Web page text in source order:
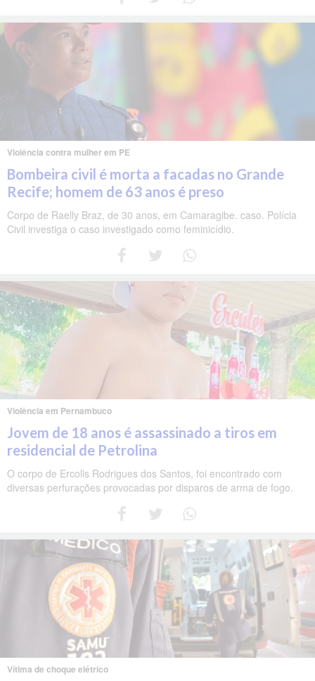
Violência contra mulher em PE
Bombeira civil é morta a facadas no Grande
Recife; homem de 63 anos é preso
Corpo de Raelly Braz, de 30 anos, em Camaragibe. caso. Polícia
Civil investiga o caso investigado como feminicídio.
Violência em Pernambuco
Jovem de 18 anos é assassinado a tiros em
residencial de Petrolina
O corpo de Ercolis Rodrigues dos Santos, foi encontrado com
diversas perfurações provocadas por disparos de arma de fogo.
Vítima de choque elétrico